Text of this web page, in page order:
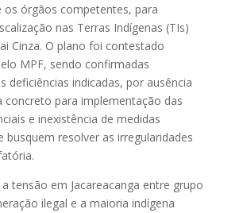
órgãos competentes, para
nas Terras Indígenas (TIs)
Cinza. O plano foi contestado
MPF, sendo confirmadas
deficiências indicadas, por ausência
concreto para implementação das
e inexistência de medidas
busquem resolver as irregularidades
tensão em Jacareacanga entre grupo
ilegal e a maioria indígena